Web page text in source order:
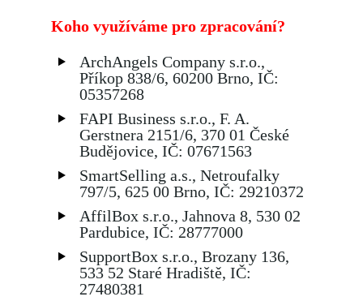
Koho využíváme pro zpracování?
ArchAngels Company s.r.o.,
Příkop 838/6, 60200 Brno, IČ:
05357268
FAPI Business s.r.o., F. A.
Gerstnera 2151/6, 370 01 České
Budějovice, IČ: 07671563
SmartSelling a.s., Netroufalky
797/5, 625 00 Brno, IČ: 29210372
AffilBox s.r.o., Jahnova 8, 530 02
Pardubice, IČ: 28777000
SupportBox s.r.o., Brozany 136,
533 52 Staré Hradiště, IČ:
27480381